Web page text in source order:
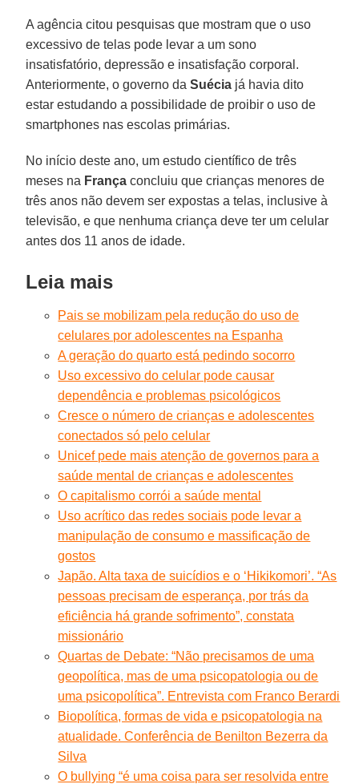
A agência citou pesquisas que mostram que o uso
excessivo de telas pode levar a um sono
insatisfatório, depressão e insatisfação corporal.
Anteriormente, o governo daSuécia já havia dito
estar estudando a possibilidade de proibir o uso de
smartphones nas escolas primárias.
No início deste ano, um estudo científico de três
meses na França concluiu que crianças menores de
três anos não devem ser expostas a telas, inclusive à
televisão, e que nenhuma criança deve ter um celular
antes dos 11 anos de idade.
Leia mais
Pais se mobilizam pela redução do uso de
celulares por adolescentes na Espanha
A geração do quarto está pedindo socorro
Uso excessivo do celular pode causar
dependência e problemas psicológicos
Cresce o número de crianças e adolescentes
conectados só pelo celular
Unicef pede mais atenção de governos para a
saúde mental de crianças e adolescentes
O capitalismo corrói a saúde mental
Uso acrítico das redes sociais pode levar a
manipulação de consumo e massificação de
gostos
Japão. Alta taxa de suicídios e o ‘Hikikomori’. “As
pessoas precisam de esperança, por trás da
eficiência há grande sofrimento”, constata
missionário
Quartas de Debate: “Não precisamos de uma
geopolítica, mas de uma psicopatologia ou de
uma psicopolítica”. Entrevista com Franco Berardi
Biopolítica, formas de vida e psicopatologia na
atualidade. Conferência de Benilton Bezerra da
Silva
O bullying “é uma coisa para ser resolvida entre